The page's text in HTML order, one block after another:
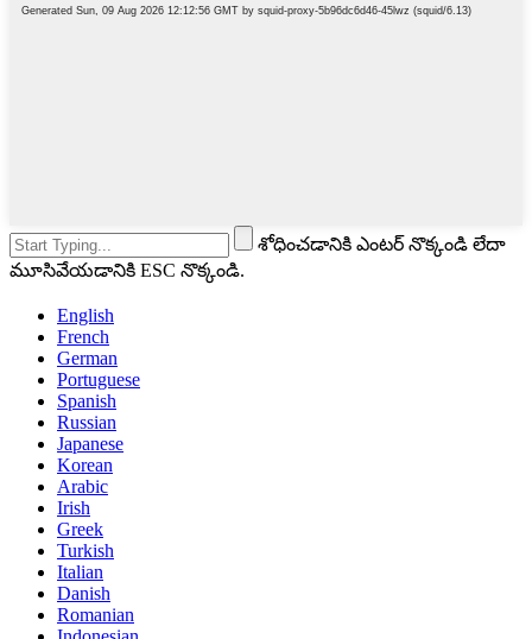
శోధించడానికి ఎంటర్ నొక్కండి లేదా
మూసివేయడానికి ESC నొక్కండి.
English
French
German
Portuguese
Spanish
Russian
Japanese
Korean
Arabic
Irish
Greek
Turkish
Italian
Danish
Romanian